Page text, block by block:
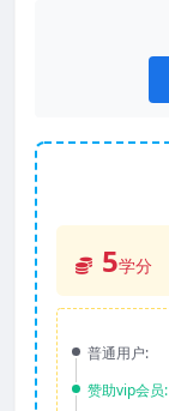
5学分
普通用户:
赞助vip会员: